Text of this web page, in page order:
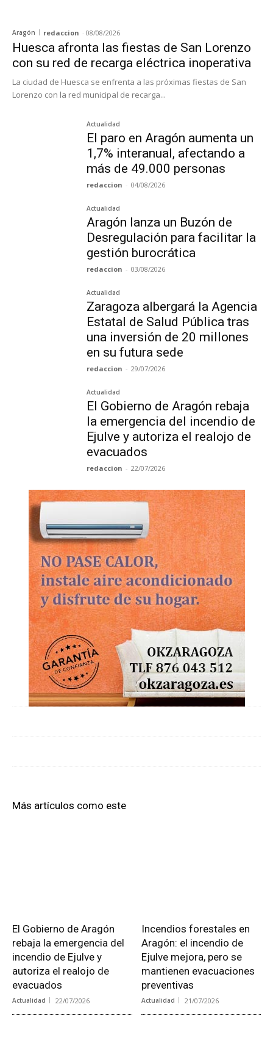
Aragón redaccion - 08/08/2026
Huesca afronta las fiestas de San Lorenzo
con su red de recarga eléctrica inoperativa
La ciudad de Huesca se enfrenta a las próximas fiestas de San
Lorenzo con la red municipal de recarga...
Actualidad
El paro en Aragón aumenta un
1,7% interanual, afectando a
más de 49.000 personas
redaccion - 04/08/2026
Actualidad
Aragón lanza un Buzón de
Desregulación para facilitar la
gestión burocrática
redaccion - 03/08/2026
Actualidad
Zaragoza albergará la Agencia
Estatal de Salud Pública tras
una inversión de 20 millones
en su futura sede
redaccion - 29/07/2026
Actualidad
El Gobierno de Aragón rebaja
la emergencia del incendio de
Ejulve y autoriza el realojo de
evacuados
redaccion - 22/07/2026
Más artículos como este
El Gobierno de Aragón
rebaja la emergencia del
incendio de Ejulve y
autoriza el realojo de
evacuados
Actualidad 22/07/2026
Incendios forestales en
Aragón: el incendio de
Ejulve mejora, pero se
mantienen evacuaciones
preventivas
Actualidad 21/07/2026